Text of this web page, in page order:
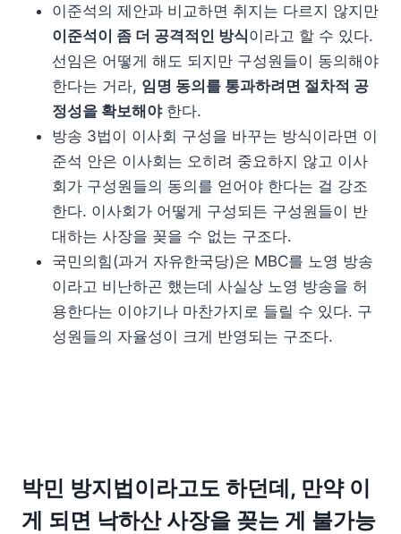
이준석의 제안과 비교하면 취지는 다르지 않지만
이준석이 좀 더 공격적인 방식이라고 할 수 있다.
선임은 어떻게 해도 되지만 구성원들이 동의해야
한다는 거라, 임명 동의를 통과하려면 절차적 공
정성을 확보해야한다.
방송 3법이 이사회 구성을 바꾸는 방식이라면 이
준석 안은 이사회는 오히려 중요하지 않고 이사
회가 구성원들의 동의를 얻어야 한다는 걸 강조
한다. 이사회가 어떻게 구성되든 구성원들이 반
대하는 사장을 꽂을 수 없는 구조다.
국민의힘(과거 자유한국당)은 MBC를 노영 방송
이라고 비난하곤 했는데 사실상 노영 방송을 허
용한다는 이야기나 마찬가지로 들릴 수 있다. 구
성원들의 자율성이 크게 반영되는 구조다.
박민 방지법이라고도 하던데, 만약 이
게 되면 낙하산 사장을 꽂는 게 불가능